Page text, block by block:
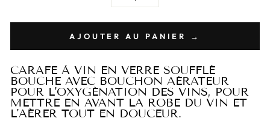
− +
AJOUTER AU PANIER →
CARAFE À VIN EN VERRE SOUFFLÉ
BOUCHE AVEC BOUCHON AÉRATEUR
POUR L'OXYGÉNATION DES VINS, POUR
METTRE EN AVANT LA ROBE DU VIN ET
L'AÉRER TOUT EN DOUCEUR.